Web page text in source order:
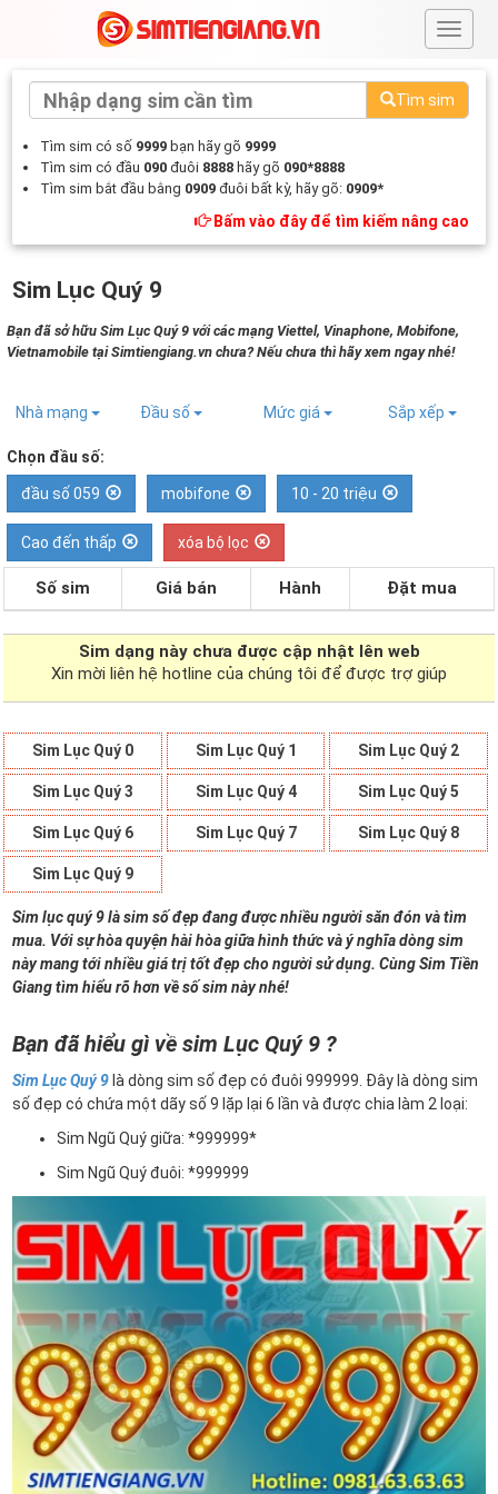
#
Tìm sim
Tìm sim có số 9999 bạn hãy gõ 9999
Tìm sim có đầu 090 đuôi 8888 hãy gõ 090*8888
Tìm sim bắt đầu bằng 0909 đuôi bất kỳ, hãy gõ: 0909*
Bấm vào đây để tìm kiếm nâng cao
Sim Lục Quý 9
Bạn đã sở hữu Sim Lục Quý 9 với các mạng Viettel, Vinaphone, Mobifone,
Vietnamobile tại Simtiengiang.vn chưa? Nếu chưa thì hãy xem ngay nhé!
Nhà mạng Đầu số Mức giá Sắp xếp
Chọn đầu số:
đầu số 059 mobifone 10 - 20 triệu
Cao đến thấp xóa bộ lọc
Số sim Giá bán Hành Đặt mua
Sim dạng này chưa được cập nhật lên web
Xin mời liên hệ hotline của chúng tôi để được trợ giúp
Sim Lục Quý 0 Sim Lục Quý 1 Sim Lục Quý 2
Sim Lục Quý 3 Sim Lục Quý 4 Sim Lục Quý 5
Sim Lục Quý 6 Sim Lục Quý 7 Sim Lục Quý 8
Sim Lục Quý 9
Sim lục quý 9 là sim số đẹp đang được nhiều người săn đón và tìm
mua. Với sự hòa quyện hài hòa giữa hình thức và ý nghĩa dòng sim
này mang tới nhiều giá trị tốt đẹp cho người sử dụng. Cùng Sim Tiền
Giang tìm hiểu rõ hơn về số sim này nhé!
Bạn đã hiểu gì về sim Lục Quý 9 ?
Sim Lục Quý 9 là dòng sim số đẹp có đuôi 999999. Đây là dòng sim
số đẹp có chứa một dãy số 9 lặp lại 6 lần và được chia làm 2 loại:
Sim Ngũ Quý giữa: *999999*
Sim Ngũ Quý đuôi: *999999